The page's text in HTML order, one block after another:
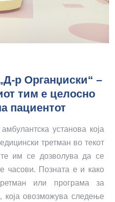
р Органџиски“ –
тим e целосно
пациентот
установа која
третман во текот
им се дозволува да се
часови. Позната е и како
или програма за
која овозможува следење